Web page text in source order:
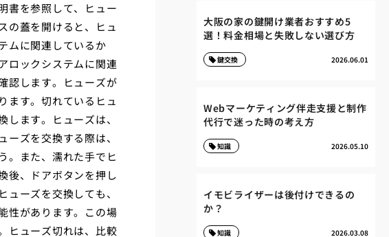
書を参照して、ヒュー
の蓋を開けると、ヒュ
ムに関連しているか
ロックシステムに関連
認します。ヒューズが
ます。切れているヒュ
ます。ヒューズは、
ズを交換する際は、
。また、濡れた手でヒ
後、ドアボタンを押し
ーズを交換しても、
性があります。この場
ヒューズ切れは、比較
大阪の家の鍵開け業者おすすめ5
選！料金相場と失敗しない選び方
2026.06.01
鍵交換
Webマーケティング伴走支援と制作
代行で迷った時の考え方
2026.05.10
知識
イモビライザーは後付けできるの
か？
2026.03.08
知識